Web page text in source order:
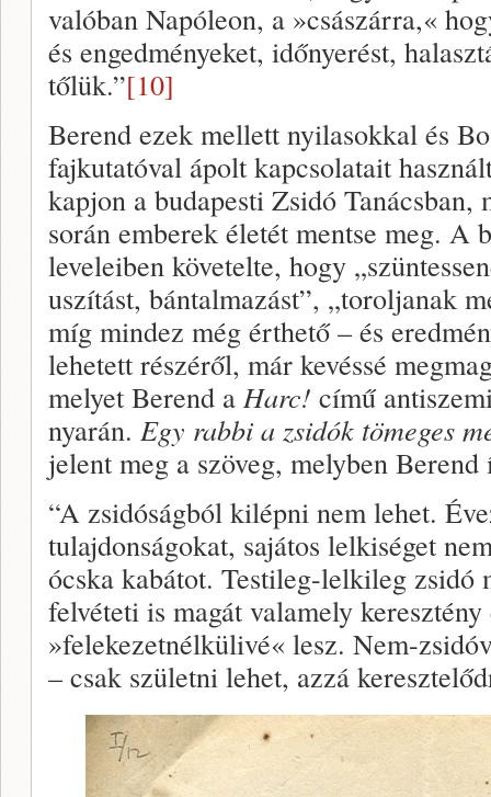
valóban Napóleon, a »császárra,«
és engedményeket, időnyerést,
tőlük.”[10]
Berend ezek mellett nyilasokkal és
fajkutatóval ápolt kapcsolatait
kapjon a budapesti Zsidó
során emberek életét mentse meg.
leveleiben követelte, hogy
uszítást, bántalmazást”, „toroljanak
míg mindez még érthető – és
lehetett részéről, már kevéssé
melyet Berend a Harc! című
nyarán. Egy rabbi a zsidók tömeges
jelent meg a szöveg, melyben
“A zsidóságból kilépni nem lehet.
tulajdonságokat, sajátos lelkiséget
ócska kabátot. Testileg-lelkileg zsidó
felvéteti is magát valamely
»felekezetnélkülivé« lesz. Nem-
– csak születni lehet, azzá